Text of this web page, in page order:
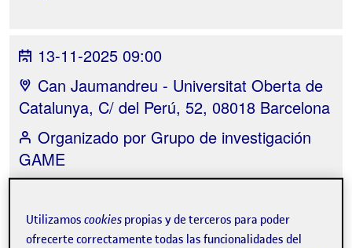
13-11-2025 09:00
Can Jaumandreu - Universitat Oberta de
Catalunya, C/ del Perú, 52, 08018 Barcelona
Organizado por Grupo de investigación
GAME
Utilizamoscookies propias y de terceros para poder
ofrecerte correctamente todas las funcionalidades del